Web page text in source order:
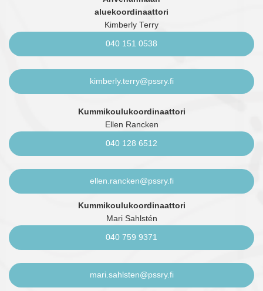
aluekoordinaattori
Kimberly Terry
040 151 0538
kimberly.terry@pssry.fi
Kummikoulukoordinaattori
Ellen Rancken
040 128 6512
ellen.rancken@pssry.fi
Kummikoulukoordinaattori
Mari Sahlstén
040 759 9371
mari.sahlsten@pssry.fi